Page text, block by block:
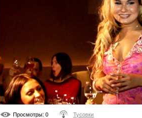
Просмотры: 0 Тусовки